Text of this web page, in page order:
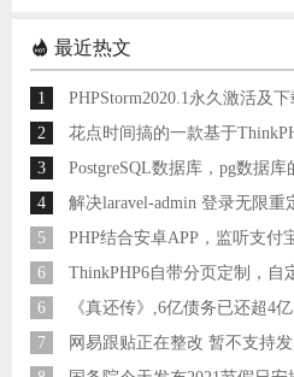
最近热文
1
PHPStorm2020.1永久激活及
2
3
PostgreSQL数据库，pg数据
4
解决laravel-admin 登录无限重
5
6
ThinkPHP6自带分页定制，自
6
《真还传》,6亿债务已还超4
7
网易跟贴正在整改 暂不支持